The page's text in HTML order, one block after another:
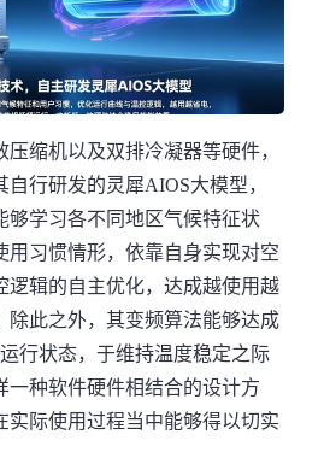
缩机以及双排冷凝器等硬件，
行研发的灵犀AIOS大模型，
够学习各不同地区气候特征状
用习惯情形，依靠自身实现对空
逻辑的自主优化，达成越使用越
除此之外，其变频算法能够达成
行状态，于维持温度稳定之际
一种软件硬件相结合的设计方
实际使用过程当中能够得以切实